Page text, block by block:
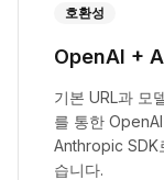
호환성
OpenAI +
기본 URL과 모
를 통한
Anthropic SDK
습니다.